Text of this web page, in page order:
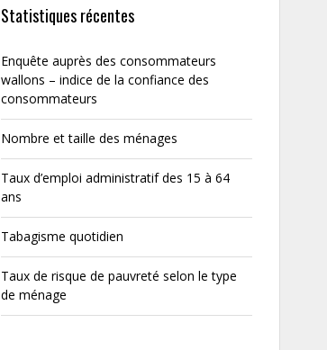
Statistiques récentes
Enquête auprès des consommateurs
wallons – indice de la confiance des
consommateurs
Nombre et taille des ménages
Taux d’emploi administratif des 15 à 64
ans
Tabagisme quotidien
Taux de risque de pauvreté selon le type
de ménage